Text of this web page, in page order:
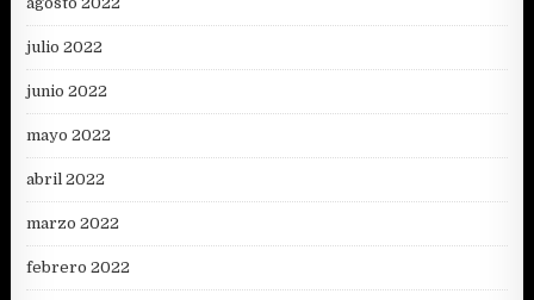
julio 2022
junio 2022
mayo 2022
abril 2022
marzo 2022
febrero 2022